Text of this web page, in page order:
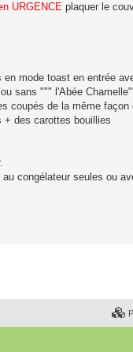
URGENCE plaquer le
mode toast en entrée
sans """ l'Abée
coupés de la même façon
des carottes bouillies
congélateur seules ou